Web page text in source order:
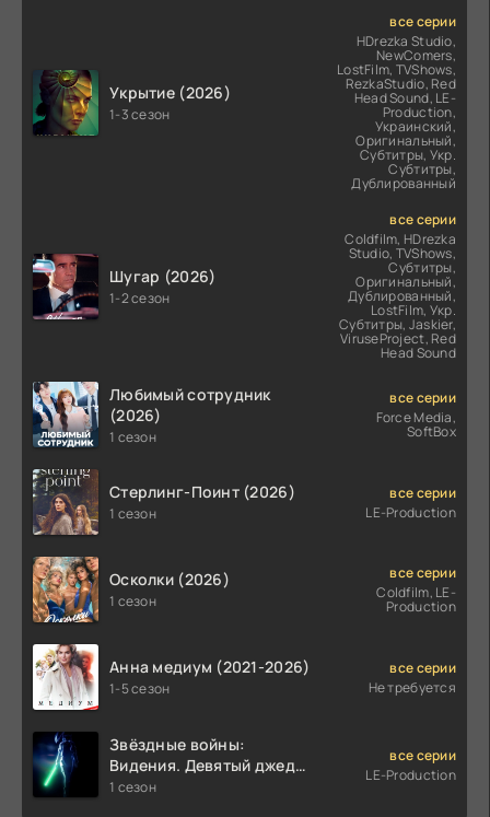
Укрытие (2026)
1-3 сезон
все серии
HDrezka Studio,
NewComers,
LostFilm, TVShows,
RezkaStudio, Red
Head Sound, LE-
Production,
Украинский,
Оригинальный,
Субтитры, Укр.
Субтитры,
Дублированный
Шугар (2026)
1-2 сезон
все серии
Coldfilm, HDrezka
Studio, TVShows,
Субтитры,
Оригинальный,
Дублированный,
LostFilm, Укр.
Субтитры, Jaskier,
ViruseProject, Red
Head Sound
Любимый сотрудник
(2026)
1 сезон
все серии
Force Media,
SoftBox
Стерлинг-Поинт (2026)
1 сезон
все серии
LE-Production
Осколки (2026)
1 сезон
все серии
Coldfilm, LE-
Production
Анна медиум (2021-2026)
1-5 сезон
все серии
Не требуется
Звёздные войны:
Видения. Девятый джедай
(2026)
1 сезон
все серии
LE-Production